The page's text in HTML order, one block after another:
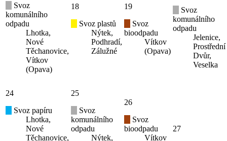
Svoz
komunálního
odpadu
Lhotka,
Nové
Těchanovice,
Vítkov
(Opava)
18
Svoz plastů
Nýtek,
Podhradí,
Zálužné
19
Svoz
bioodpadu
Vítkov
(Opava)
Svoz
komunálního
odpadu
Jelenice,
Prostřední
Dvůr,
Veselka
24
Svoz papíru
Lhotka,
Nové
Těchanovice,
25
Svoz
komunálního
odpadu
Nýtek,
26
Svoz
bioodpadu
Vítkov
27